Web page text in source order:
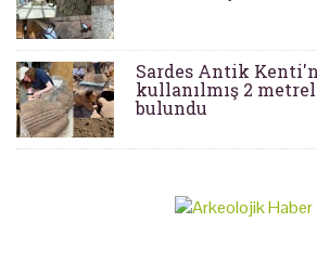
Sardes Antik
kullanılmış 2
bulundu